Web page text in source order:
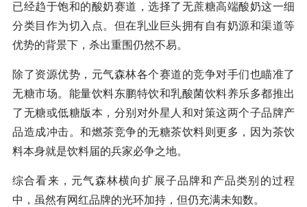
已经趋于饱和的酸奶赛道，选择了无蔗糖高端酸奶这一细
分类目作为切入点。但在乳业巨头拥有自有奶源和渠道等
优势的背景下，杀出重围仍然不易。
除了资源优势，元气森林各个赛道的竞争对手们也瞄准了
无糖市场。能量饮料东鹏特饮和乳酸菌饮料养乐多都推出
了无糖或低糖版本，分别对外星人和对策这两个子品牌产
品造成冲击。和燃茶竞争的无糖茶饮料则更多，因为茶饮
料本身就是饮料届的兵家必争之地。
综合看来，元气森林横向扩展子品牌和产品类别的过程
中，虽然有网红品牌的光环加持，但仍充满未知数。